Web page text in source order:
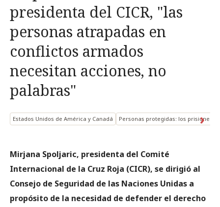
presidenta del CICR, "las
personas atrapadas en
conflictos armados
necesitan acciones, no
palabras"
Estados Unidos de América y Canadá Personas protegidas: los
Mirjana Spoljaric, presidenta del Comité
Internacional de la Cruz Roja (CICR), se dirigió al
Consejo de Seguridad de las Naciones Unidas a
propósito de la necesidad de defender el derecho